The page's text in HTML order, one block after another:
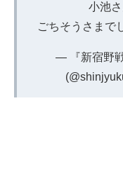
小池
ごちそうさまで
— 『新宿野